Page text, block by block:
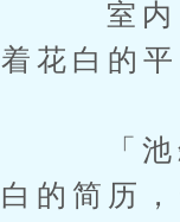
室内，
着花白的
「池叙
白的简历